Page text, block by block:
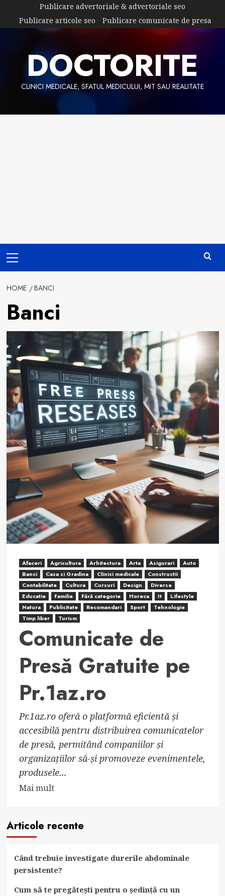
content
Publicare advertoriale & advertoriale seo
Publicare articole seo
Publicare comunicate de presa
DOCTORITE
CLINICI MEDICALE, SFATUL MEDICULUI, MIT SAU REALITATE
Menu
HOME BANCI
Banci
Afaceri Agricultura Arhitectura Arta Asigurari
Auto
Banci
Casa si Gradina Clinici medicale
Constructii
Contabilitate
Cultura Cursuri Design
Diverse
Educatie
Familie Fără categorie Horeca It
Lifestyle
Natura
Publicitate Recomandari Sport
Tehnologie
Timp liber
Turism
Comunicate de
Presă Gratuite pe
Pr.1az.ro
Pr.1az.ro oferă o platformă eficientă și
accesibilă pentru distribuirea comunicatelor
de presă, permitând companiilor și
organizațiilor să-și promoveze evenimentele,
produsele...
Mai multRead
Comunicate
Gratuite
pe
Pr.1az.ro
Articole recente
Când trebuie investigate durerile abdominale
persistente?
Cum să te pregătești pentru o ședință cu un